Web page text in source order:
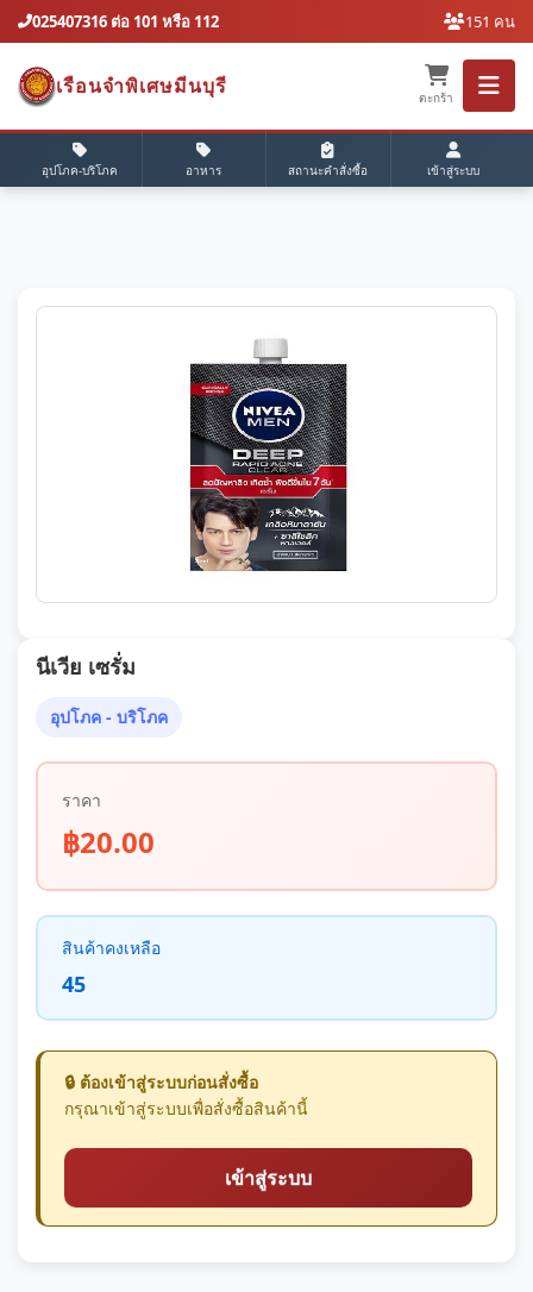
025407316 ต่อ 101 หรือ 112 151 คน
เรือนจำพิเศษมีนบุรี
ตะกร้า
อุปโภค-บริโภค อาหาร สถานะคำสั่งซื้อ เข้าสู่ระบบ
นีเวีย เซรั่ม
อุปโภค - บริโภค
ราคา
฿20.00
สินค้าคงเหลือ
45
🔒 ต้องเข้าสู่ระบบก่อนสั่งซื้อ
กรุณาเข้าสู่ระบบเพื่อสั่งซื้อสินค้านี้
เข้าสู่ระบบ